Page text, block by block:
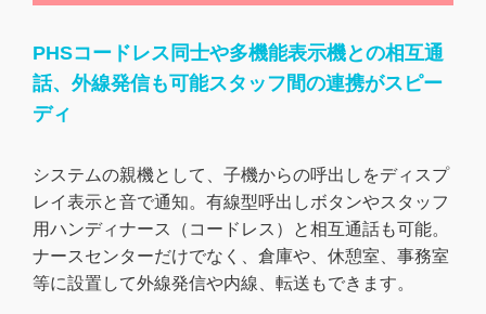
PHSコードレス同士や多機能表示機との相互通
話、外線発信も可能スタッフ間の連携がスピー
ディ
システムの親機として、子機からの呼出しをディスプ
レイ表示と音で通知。有線型呼出しボタンやスタッフ
用ハンディナース（コードレス）と相互通話も可能。
ナースセンターだけでなく、倉庫や、休憩室、事務室
等に設置して外線発信や内線、転送もできます。